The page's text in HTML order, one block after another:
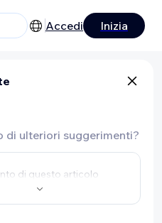
Accedi Inizia
di ulteriori suggerimenti?
di questo articolo